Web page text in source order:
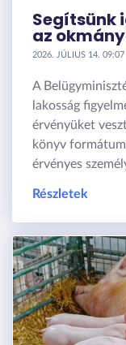
Segítsünk
az
2026. JÚLIUS 14. 09:07
A
lakosság
érvényüket
könyv
érvényes
Részletek